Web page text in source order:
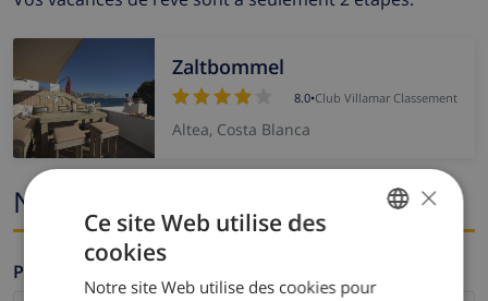
Zaltbommel
8.0•Club Villamar Classement
Altea, Costa Blanca
Nom et adresse e-mail
Prénom *
DUTCH
×
Ce site Web utilise des
cookies
Notre site Web utilise des cookies pour